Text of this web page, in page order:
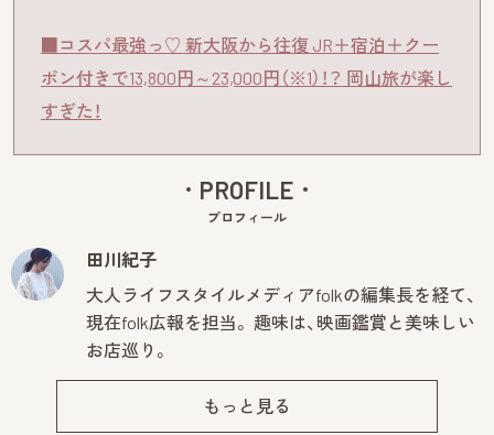
■コスパ最強っ♡ 新大阪から往復 JR＋宿泊＋クー
ポン付きで13,800円～23,000円（※1）！？ 岡山旅が楽し
すぎた！
PROFILE
プロフィール
田川紀子
大人ライフスタイルメディアfolkの編集長を経て、
現在folk広報を担当。 趣味は、映画鑑賞と美味しい
お店巡り。
もっと見る